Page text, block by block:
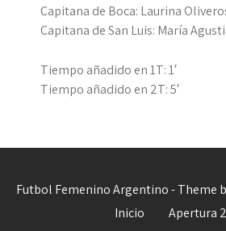
Capitana de Boca: Laurina
Capitana de San Luis: María
Tiempo añadido en 1T: 1′
Tiempo añadido en 2T: 5′
Futbol Femenino Argentino - Theme
Inicio
Apertura